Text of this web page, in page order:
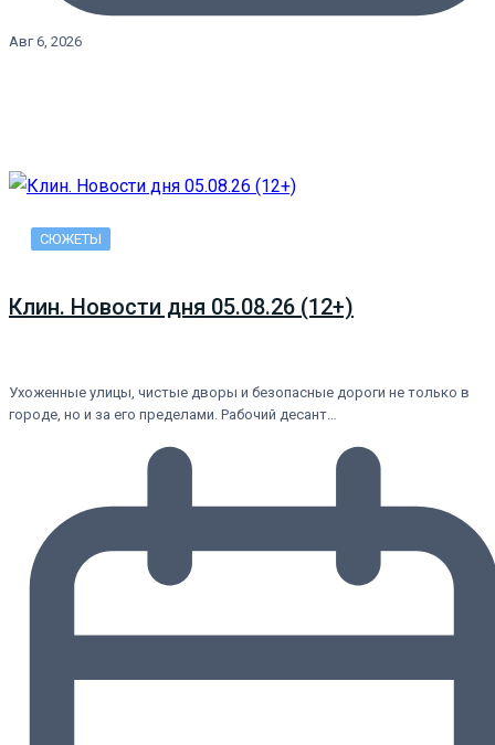
Авг 6, 2026
СЮЖЕТЫ
Клин. Новости дня 05.08.26 (12+)
Ухоженные улицы, чистые дворы и безопасные дороги не только в
городе, но и за его пределами. Рабочий десант…